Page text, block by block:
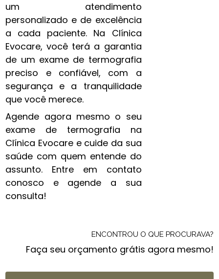
um atendimento
personalizado e de excelência
a cada paciente. Na Clínica
Evocare, você terá a garantia
de um exame de termografia
preciso e confiável, com a
segurança e a tranquilidade
que você merece.
Agende agora mesmo o seu
exame de termografia na
Clínica Evocare e cuide da sua
saúde com quem entende do
assunto. Entre em contato
conosco e agende a sua
consulta!
ENCONTROU O QUE PROCURAVA?
Faça seu orçamento grátis agora mesmo!